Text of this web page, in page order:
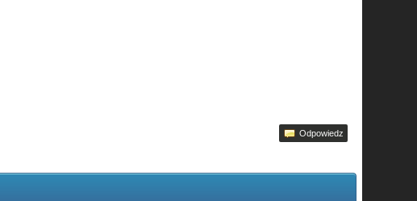
Odpowiedz